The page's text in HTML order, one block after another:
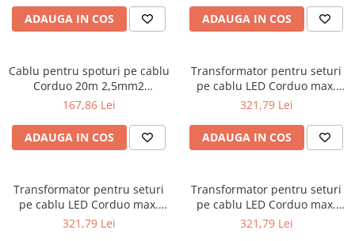
Oglinzi iluminate
Spoturi incastrabile
Iluminat pe cabluri
Accesorii
Seturi si spoturi pe cablu
Iluminat pe sină
Abajururi
Benzi LED si accesorii
Set complet
Iluminat portabil
Sistem Plug&Shine
Accesorii
Benzi luminoase
Corpuri de iluminat de pardoseală
Minispoturi
Obiecte luminoase decorative
Impachetare simplă
Impachetare simplă
Seturi de becuri
Confort
Set Smart
Transformator
Panouri LED
ADAUGA IN COS ADAUGA IN COS
Cablu pentru spoturi pe cablu
Corduo 20m 2,5mm2
transparent
167,86 Lei
ADAUGA IN COS
Transformator pentru seturi
pe cablu LED Corduo max.
60W 230/12V negru
321,79 Lei
ADAUGA IN COS
Transformator pentru seturi
pe cablu LED Corduo max.
60W 230/12V alb
321,79 Lei
Transformator pentru seturi
pe cablu LED Corduo max.
60W 230/12V crom mat
321,79 Lei